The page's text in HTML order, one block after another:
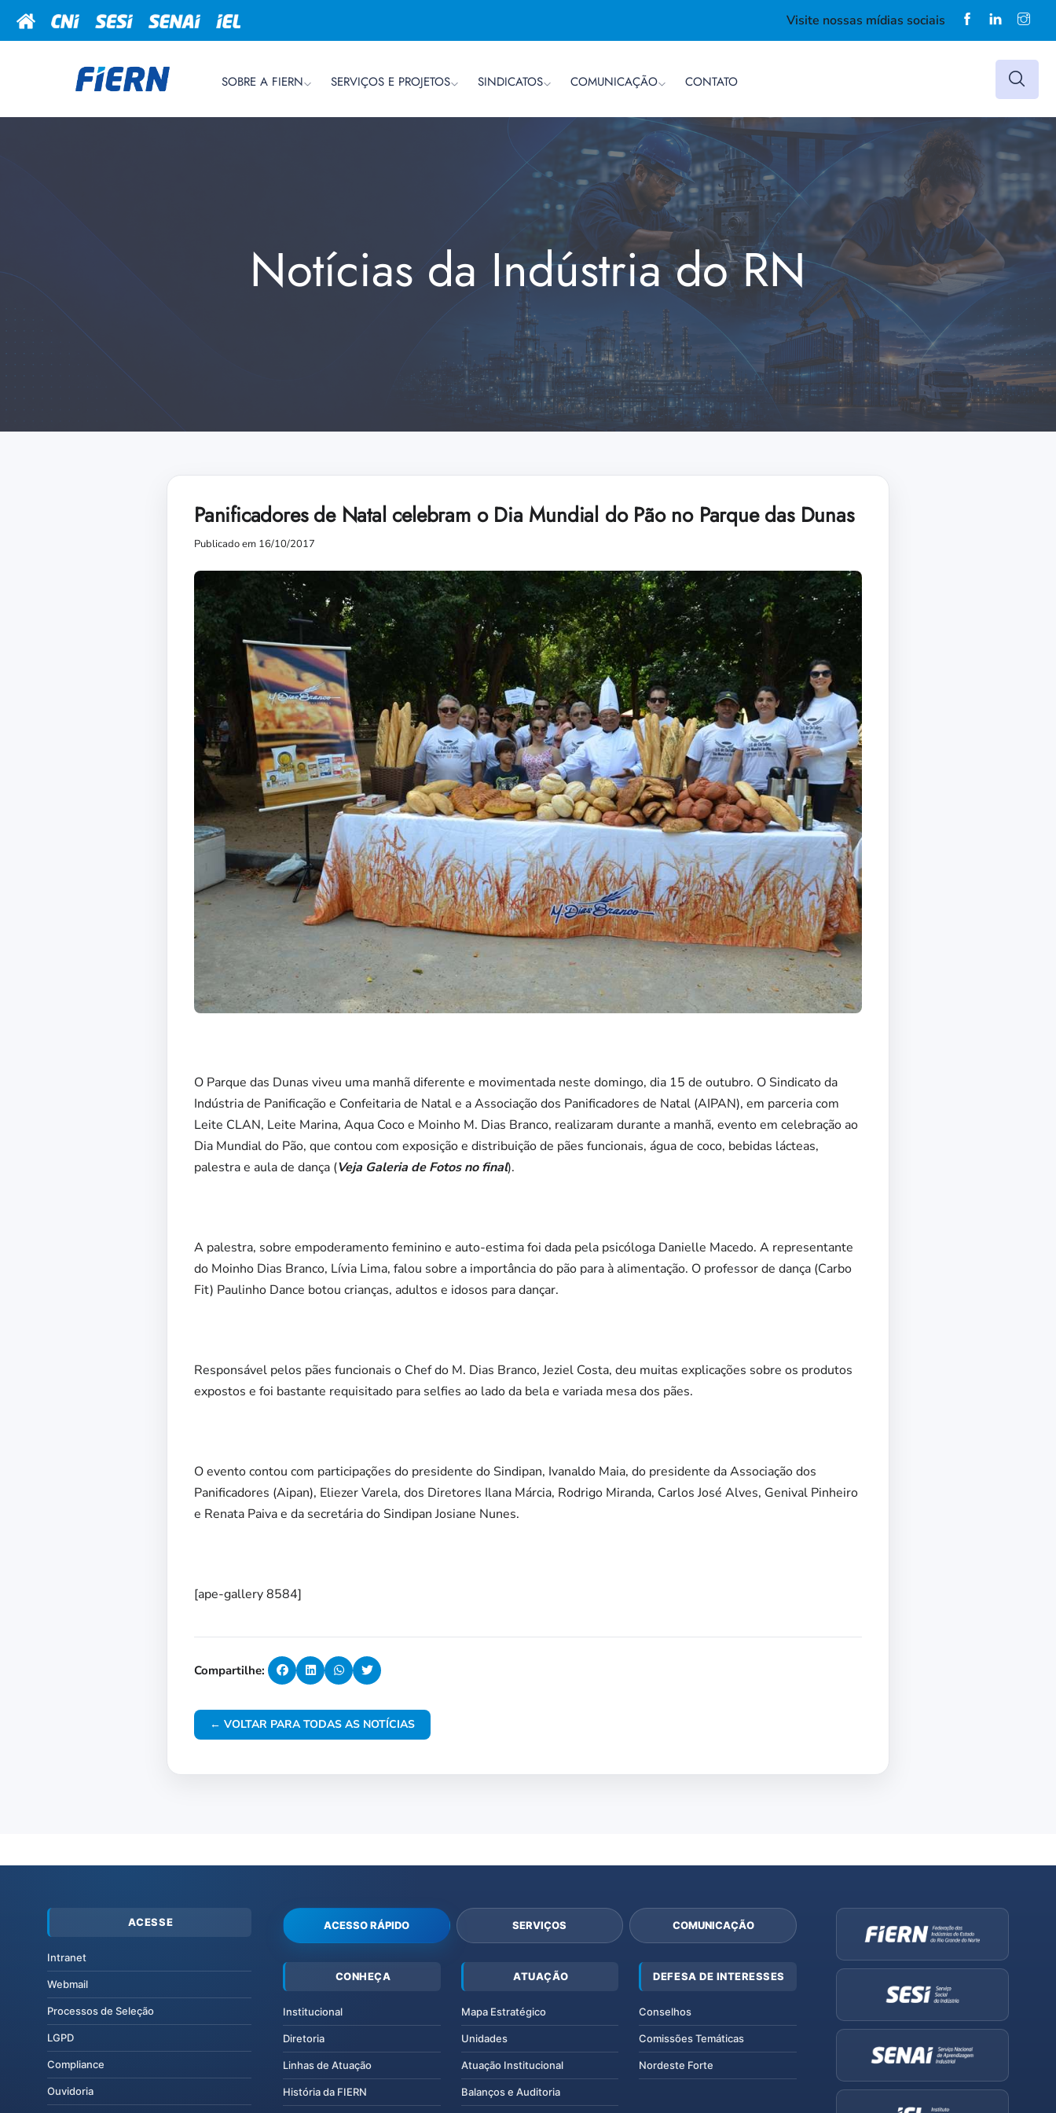
Visite nossas mídias sociais
SOBRE A FIERN SERVIÇOS E PROJETOS SINDICATOS COMUNICAÇÃO CONTATO
Notícias da Indústria do RN
Panificadores de Natal celebram o Dia Mundial do Pão no Parque das Dunas
Publicado em 16/10/2017
O Parque das Dunas viveu uma manhã diferente e movimentada neste domingo, dia 15 de outubro. O Sindicato da
Indústria de Panificação e Confeitaria de Natal e a Associação dos Panificadores de Natal (AIPAN), em parceria com
Leite CLAN, Leite Marina, Aqua Coco e Moinho M. Dias Branco, realizaram durante a manhã, evento em celebração ao
Dia Mundial do Pão, que contou com exposição e distribuição de pães funcionais, água de coco, bebidas lácteas,
palestra e aula de dança (Veja Galeria de Fotos no final).
A palestra, sobre empoderamento feminino e auto-estima foi dada pela psicóloga Danielle Macedo. A representante
do Moinho Dias Branco, Lívia Lima, falou sobre a importância do pão para à alimentação. O professor de dança (Carbo
Fit) Paulinho Dance botou crianças, adultos e idosos para dançar.
Responsável pelos pães funcionais o Chef do M. Dias Branco, Jeziel Costa, deu muitas explicações sobre os produtos
expostos e foi bastante requisitado para selfies ao lado da bela e variada mesa dos pães.
O evento contou com participações do presidente do Sindipan, Ivanaldo Maia, do presidente da Associação dos
Panificadores (Aipan), Eliezer Varela, dos Diretores Ilana Márcia, Rodrigo Miranda, Carlos José Alves, Genival Pinheiro
e Renata Paiva e da secretária do Sindipan Josiane Nunes.
[ape-gallery 8584]
Compartilhe:
← VOLTAR PARA TODAS AS NOTÍCIAS
ACESSE
Intranet
Webmail
Processos de Seleção
LGPD
Compliance
Ouvidoria
ACESSO RÁPIDO SERVIÇOS COMUNICAÇÃO
CONHEÇA
Institucional
Diretoria
Linhas de Atuação
História da FIERN
ATUAÇÃO
Mapa Estratégico
Unidades
Atuação Institucional
Balanços e Auditoria
DEFESA DE INTERESSES
Conselhos
Comissões Temáticas
Nordeste Forte